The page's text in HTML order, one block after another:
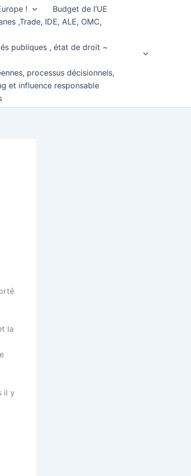
!
Budget de l’UE
,Trade, IDE, ALE, OMC,
publiques , état de droit ~
processus décisionnels,
et influence responsable
la
il y